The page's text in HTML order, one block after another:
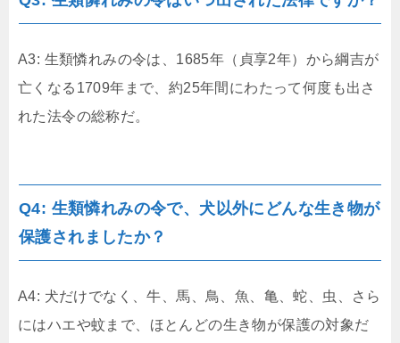
A3: 生類憐れみの令は、1685年（貞享2年）から綱吉が
亡くなる1709年まで、約25年間にわたって何度も出さ
れた法令の総称だ。
Q4: 生類憐れみの令で、犬以外にどんな生き物が
保護されましたか？
A4: 犬だけでなく、牛、馬、鳥、魚、亀、蛇、虫、さら
にはハエや蚊まで、ほとんどの生き物が保護の対象だ